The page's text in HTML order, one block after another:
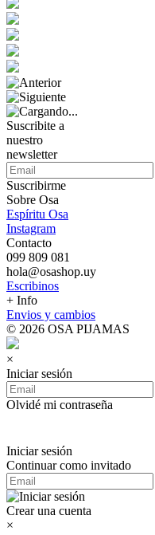
Suscribite a
nuestro
newsletter
Suscribirme
Sobre Osa
Espíritu Osa
Instagram
Contacto
099 809 081
hola@osashop.uy
Escribinos
+ Info
Envios y cambios
© 2026 OSA PIJAMAS
×
Iniciar sesión
Olvidé mi contraseña
Iniciar sesión
Continuar como invitado
Crear una cuenta
×